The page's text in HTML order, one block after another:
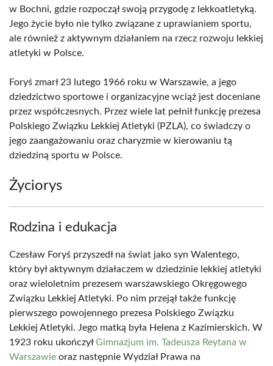
w Bochni, gdzie rozpoczął swoją przygodę z lekkoatletyką.
Jego życie było nie tylko związane z uprawianiem sportu,
ale również z aktywnym działaniem na rzecz rozwoju lekkiej
atletyki w Polsce.
Foryś zmarł 23 lutego 1966 roku w Warszawie, a jego
dziedzictwo sportowe i organizacyjne wciąż jest doceniane
przez współczesnych. Przez wiele lat pełnił funkcję prezesa
Polskiego Związku Lekkiej Atletyki (PZLA), co świadczy o
jego zaangażowaniu oraz charyzmie w kierowaniu tą
dziedziną sportu w Polsce.
Życiorys
Rodzina i edukacja
Czesław Foryś przyszedł na świat jako syn Walentego,
który był aktywnym działaczem w dziedzinie lekkiej atletyki
oraz wieloletnim prezesem warszawskiego Okręgowego
Związku Lekkiej Atletyki. Po nim przejął także funkcję
pierwszego powojennego prezesa Polskiego Związku
Lekkiej Atletyki. Jego matką była Helena z Kazimierskich. W
1923 roku ukończyłGimnazjum im. Tadeusza Reytana w
Warszawie oraz następnie Wydział Prawa na